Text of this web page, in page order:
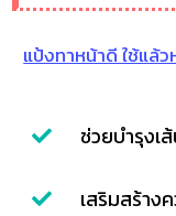
แป้งทาหน้าดี ใช้แล้
ช่วยบำรุงเ
เสริมสร้าง